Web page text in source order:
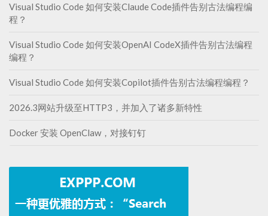
Visual Studio Code 如何安装Claude Code插件告别古法编程编
程？
Visual Studio Code 如何安装OpenAI CodeX插件告别古法编程
编程？
Visual Studio Code 如何安装Copilot插件告别古法编程编程？
2026.3网站升级至HTTP3，并加入了诸多新特性
Docker 安装 OpenClaw，对接钉钉